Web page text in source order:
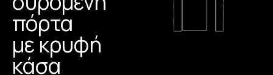
πόρτα
με κρυφή
κάσα